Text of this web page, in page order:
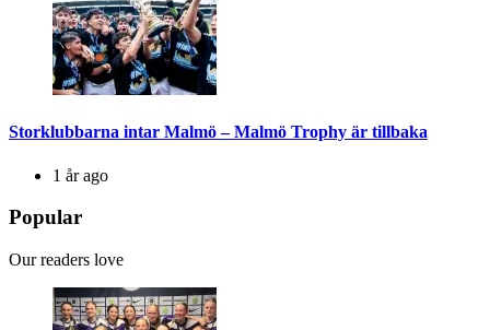
Storklubbarna intar Malmö – Malmö Trophy är tillbaka
1 år ago
Popular
Our readers love